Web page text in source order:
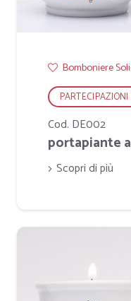
Bomboniere
Cod. DE002
portapiante
Scopri di più